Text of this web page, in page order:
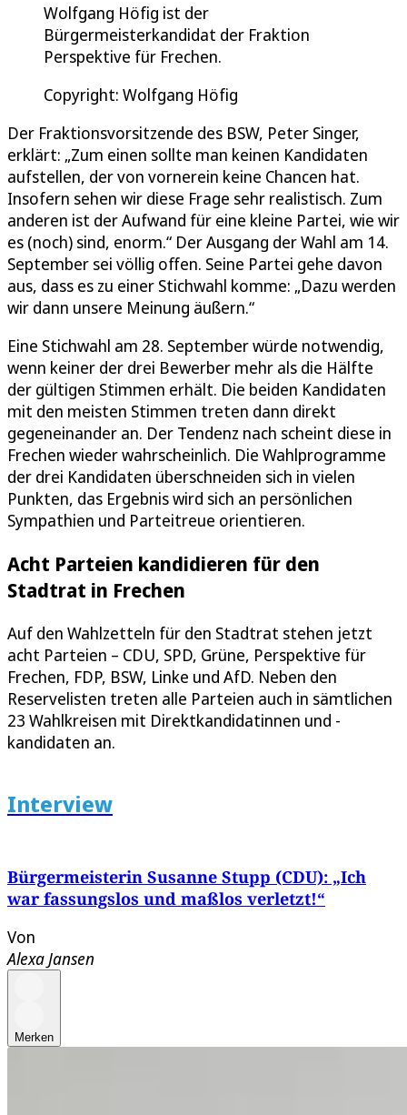
Wolfgang Höfig ist der
Bürgermeisterkandidat der Fraktion
Perspektive für Frechen.
Copyright: Wolfgang Höfig
Der Fraktionsvorsitzende des BSW, Peter Singer,
erklärt: „Zum einen sollte man keinen Kandidaten
aufstellen, der von vornerein keine Chancen hat.
Insofern sehen wir diese Frage sehr realistisch. Zum
anderen ist der Aufwand für eine kleine Partei, wie wir
es (noch) sind, enorm.“ Der Ausgang der Wahl am 14.
September sei völlig offen. Seine Partei gehe davon
aus, dass es zu einer Stichwahl komme: „Dazu werden
wir dann unsere Meinung äußern.“
Eine Stichwahl am 28. September würde notwendig,
wenn keiner der drei Bewerber mehr als die Hälfte
der gültigen Stimmen erhält. Die beiden Kandidaten
mit den meisten Stimmen treten dann direkt
gegeneinander an. Der Tendenz nach scheint diese in
Frechen wieder wahrscheinlich. Die Wahlprogramme
der drei Kandidaten überschneiden sich in vielen
Punkten, das Ergebnis wird sich an persönlichen
Sympathien und Parteitreue orientieren.
Acht Parteien kandidieren für den
Stadtrat in Frechen
Auf den Wahlzetteln für den Stadtrat stehen jetzt
acht Parteien – CDU, SPD, Grüne, Perspektive für
Frechen, FDP, BSW, Linke und AfD. Neben den
Reservelisten treten alle Parteien auch in sämtlichen
23 Wahlkreisen mit Direktkandidatinnen und -
kandidaten an.
Interview
Bürgermeisterin Susanne Stupp (CDU): „Ich
war fassungslos und maßlos verletzt!“
Von
Alexa Jansen
Merken